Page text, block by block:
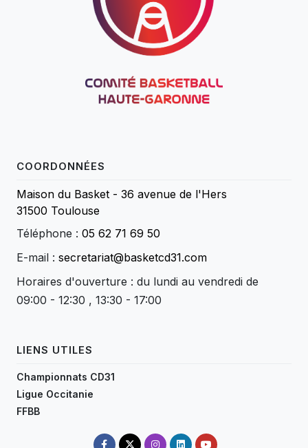
COORDONNÉES
Maison du Basket - 36 avenue de l'Hers
31500 Toulouse
Téléphone : 05 62 71 69 50
E-mail : secretariat@basketcd31.com
Horaires d'ouverture : du lundi au vendredi de
09:00 - 12:30 , 13:30 - 17:00
LIENS UTILES
Championnats CD31
Ligue Occitanie
FFBB